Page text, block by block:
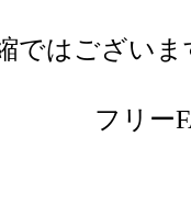
ではござい
フリー